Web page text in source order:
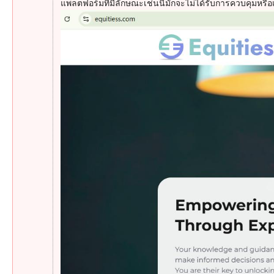
แพลตฟอร์มที่มีลักษณะเช่นนี้มักจะไม่ได้รับการควบคุมหรือ